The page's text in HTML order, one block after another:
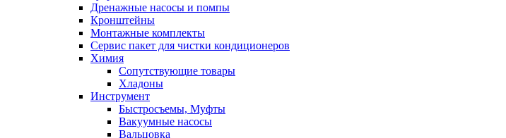
Дренажные насосы и помпы
Кронштейны
Монтажные комплекты
Сервис пакет для чистки кондиционеров
Химия
Сопутствующие товары
Хладоны
Инструмент
Быстросъемы, Муфты
Вакуумные насосы
Вальцовка